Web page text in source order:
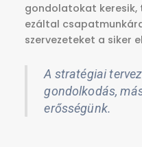
gondolatokat
ezáltal
szervezeteket a siker
A stratégiai
gondolkodás,
erősségünk.